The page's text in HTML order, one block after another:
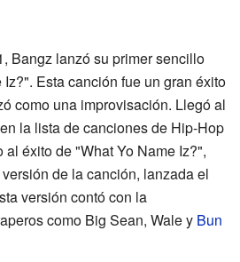
Bangz lanzó su primer sencillo
Esta canción fue un gran éxito
como una improvisación. Llegó al
la lista de canciones de Hip-Hop
éxito de "What Yo Name Iz?",
de la canción, lanzada el
versión contó con la
como Big Sean, Wale y Bun